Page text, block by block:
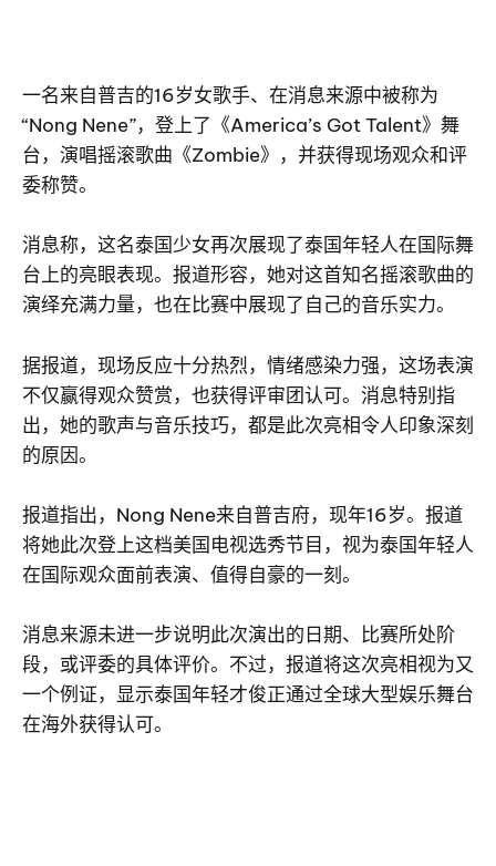
一名来自普吉的16岁女歌手、在消息来源中被称为
“Nong Nene”，登上了《America’s Got Talent》舞
台，演唱摇滚歌曲《Zombie》，并获得现场观众和评
委称赞。
消息称，这名泰国少女再次展现了泰国年轻人在国际舞
台上的亮眼表现。报道形容，她对这首知名摇滚歌曲的
演绎充满力量，也在比赛中展现了自己的音乐实力。
据报道，现场反应十分热烈，情绪感染力强，这场表演
不仅赢得观众赞赏，也获得评审团认可。消息特别指
出，她的歌声与音乐技巧，都是此次亮相令人印象深刻
的原因。
报道指出，Nong Nene来自普吉府，现年16岁。报道
将她此次登上这档美国电视选秀节目，视为泰国年轻人
在国际观众面前表演、值得自豪的一刻。
消息来源未进一步说明此次演出的日期、比赛所处阶
段，或评委的具体评价。不过，报道将这次亮相视为又
一个例证，显示泰国年轻才俊正通过全球大型娱乐舞台
在海外获得认可。